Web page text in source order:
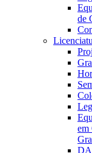
de
em